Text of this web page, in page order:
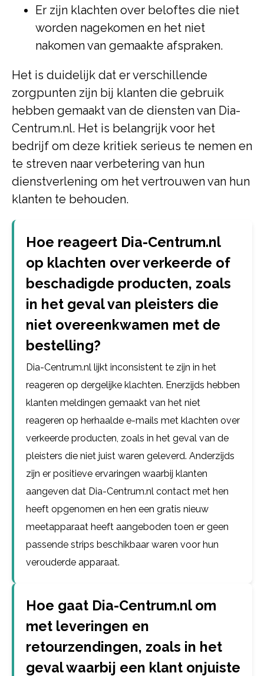
Er zijn klachten over beloftes die niet
worden nagekomen en het niet
nakomen van gemaakte afspraken.
Het is duidelijk dat er verschillende
zorgpunten zijn bij klanten die gebruik
hebben gemaakt van de diensten van Dia-
Centrum.nl. Het is belangrijk voor het
bedrijf om deze kritiek serieus te nemen en
te streven naar verbetering van hun
dienstverlening om het vertrouwen van hun
klanten te behouden.
Hoe reageert Dia-Centrum.nl
op klachten over verkeerde of
beschadigde producten, zoals
in het geval van pleisters die
niet overeenkwamen met de
bestelling?
Dia-Centrum.nl lijkt inconsistent te zijn in het
reageren op dergelijke klachten. Enerzijds hebben
klanten meldingen gemaakt van het niet
reageren op herhaalde e-mails met klachten over
verkeerde producten, zoals in het geval van de
pleisters die niet juist waren geleverd. Anderzijds
zijn er positieve ervaringen waarbij klanten
aangeven dat Dia-Centrum.nl contact met hen
heeft opgenomen en hen een gratis nieuw
meetapparaat heeft aangeboden toen er geen
passende strips beschikbaar waren voor hun
verouderde apparaat.
Hoe gaat Dia-Centrum.nl om
met leveringen en
retourzendingen, zoals in het
geval waarbij een klant onjuiste